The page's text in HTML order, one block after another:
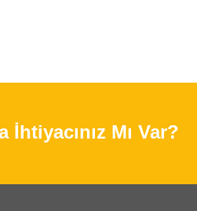
Mı Var?